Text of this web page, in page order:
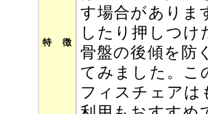
特 徴
す場合がありま
したり押しつ
骨盤の後傾を防
てみました。こ
フィスチェアは